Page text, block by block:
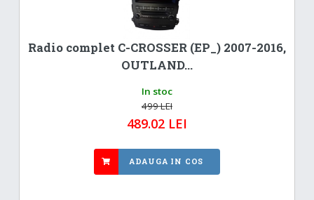
Radio complet C-CROSSER (EP_) 2007-2016,
OUTLAND...
In stoc
499 LEI
489.02 LEI
ADAUGA IN COS